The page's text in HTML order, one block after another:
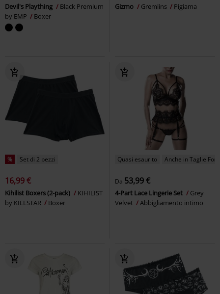
Devil's Plaything
Black Premium
by EMP
Boxer
Gizmo Gremlins Pigiama
% Set di 2 pezzi
16,99 €
Kihilist Boxers (2-pack)
KIHILIST
by KILLSTAR
Boxer
Quasi esaurito Anche in Taglie Forti
Da 53,99 €
4-Part Lace Lingerie Set
Grey
Velvet
Abbigliamento intimo